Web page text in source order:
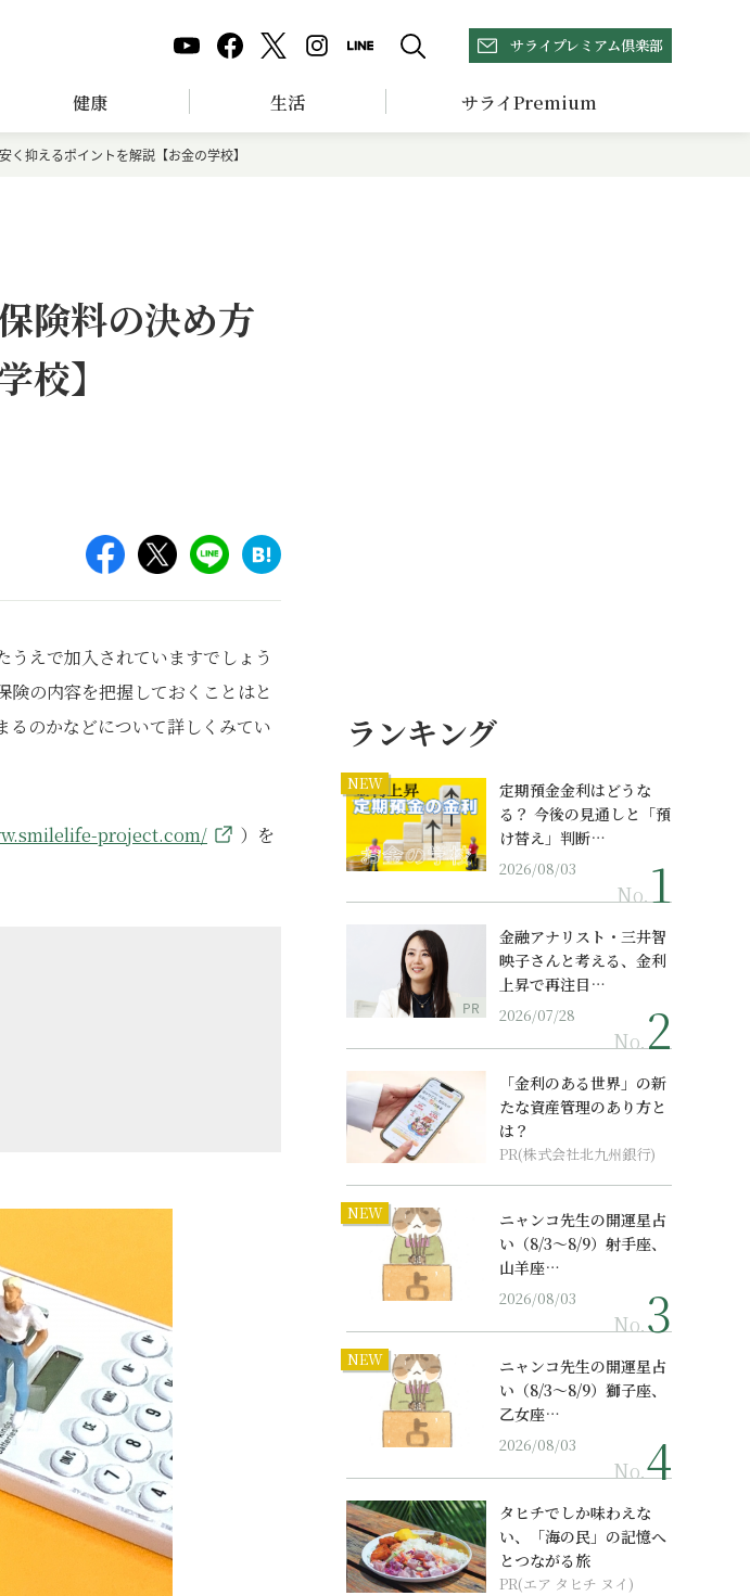
サライプレミアム倶楽部
健康 生活 サライPremium
抑えるポイントを解説【お金の学校】
険料の決め方
校】
えで加入されていますでしょう
の内容を把握しておくことはと
のかなどについて詳しくみてい
project.com/
）を
ランキング
NEW
定期預金金利はどうな
る？ 今後の見通しと「預
け替え」判断…
2026/08/03
No.
PR
金融アナリスト・三井智
映子さんと考える、金利
上昇で再注目…
2026/07/28
No.
「金利のある世界」の新
たな資産管理のあり方と
は？
PR(株式会社北九州銀行)
NEW
ニャンコ先生の開運星占
い（8/3～8/9）射手座、
山羊座…
2026/08/03
No.
NEW
ニャンコ先生の開運星占
い（8/3～8/9）獅子座、
乙女座…
2026/08/03
No.
タヒチでしか味わえな
い、「海の民」の記憶へ
とつながる旅
PR(エア タヒチ ヌイ)